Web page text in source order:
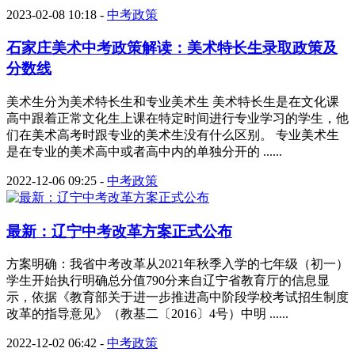
2023-02-08 10:18 - 中考政策
石家庄美术中考政策解读：美术特长生录取政策及
分数线
美术生分为美术特长生和专业美术生 美术特长生是在文化课
高中跟着正常文化生上课在特定时间进行专业学习的学生，他
们在美术高考时跟专业的美术生没有什么区别。 专业美术生
是在专业的美术高中或者高中内的单独分开的 ......
2022-12-06 09:25 - 中考政策
最新：辽宁中考改革方案正式公布
方案明确：我省中考改革从2021年秋季入学的七年级（初一）
学生开始执行明确总分值790分来自辽宁省教育厅的信息显
示，依据《教育部关于进一步推进高中阶段学校考试招生制度
改革的指导意见》（教基二〔2016〕4号）中明 ......
2022-12-02 06:42 - 中考政策